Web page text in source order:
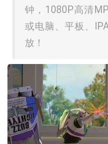
钟，1080P高清
或电脑、平板、
放！